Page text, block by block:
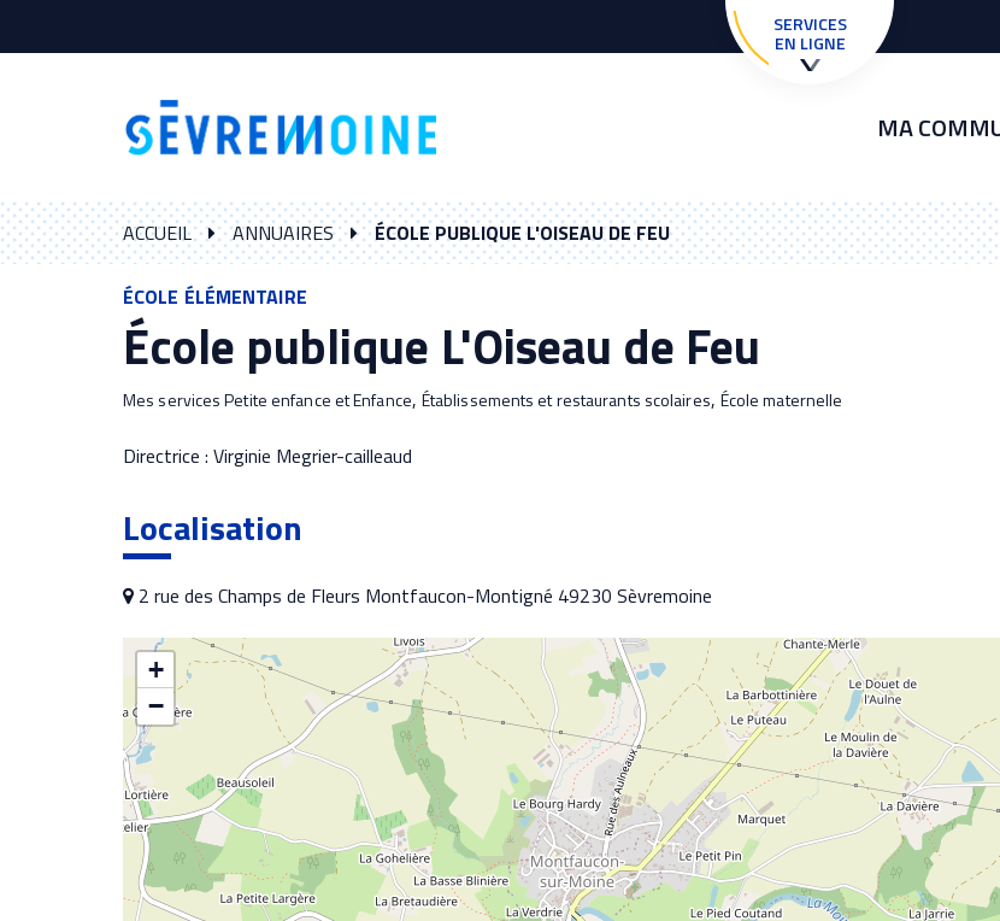
SERVICES
EN LIGNE
MA
ACCUEIL ANNUAIRES ÉCOLE PUBLIQUE L'OISEAU DE FEU
ÉCOLE ÉLÉMENTAIRE
École publique L'Oiseau de Feu
Mes services Petite enfance et Enfance, Établissements et restaurants scolaires, École maternelle
Directrice : Virginie Megrier-cailleaud
Localisation
2 rue des Champs de Fleurs Montfaucon-Montigné 49230 Sèvremoine
+
−